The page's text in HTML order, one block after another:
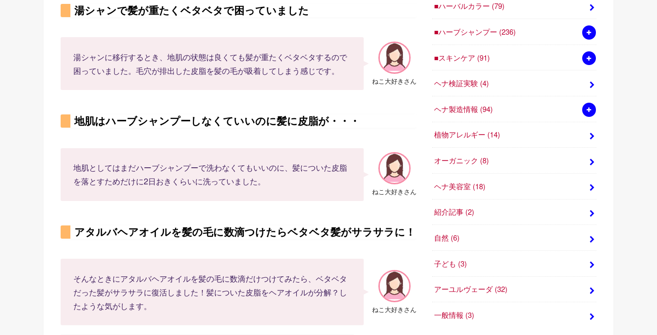
湯シャンで髪が重たくベタベタで困っていました
ねこ大好きさん
湯シャンに移行するとき、地肌の状態は良くても髪が重たくベタベタするので
困っていました。毛穴が排出した皮脂を髪の毛が吸着してしまう感じです。
地肌はハーブシャンプーしなくていいのに髪に皮脂が・・・
ねこ大好きさん
地肌としてはまだハーブシャンプーで洗わなくてもいいのに、髪についた皮脂
を落とすためだけに2日おきくらいに洗っていました。
アタルバヘアオイルを髪の毛に数滴つけたらベタベタ髪がサラサラに！
ねこ大好きさん
そんなときにアタルバヘアオイルを髪の毛に数滴だけつけてみたら、ベタベタ
だった髪がサラサラに復活しました！髪についた皮脂をヘアオイルが分解？し
たような気がします。
■ハーバルカラー (79)
■ハーブシャンプー (236)
■スキンケア (91)
ヘナ検証実験 (4)
ヘナ製造情報 (94)
植物アレルギー (14)
オーガニック (8)
ヘナ美容室 (18)
紹介記事 (2)
自然 (6)
子ども (3)
アーユルヴェーダ(32)
一般情報 (3)